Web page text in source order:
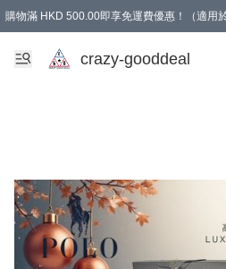
購物滿 HKD 500.00即享免運費優惠！（適用
成為會員可享免費禮品
crazy-gooddeal